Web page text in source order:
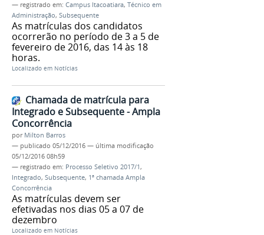
— registrado em: Campus Itacoatiara, Técnico em
Administração, Subsequente
As matrículas dos candidatos
ocorrerão no período de 3 a 5 de
fevereiro de 2016, das 14 às 18
horas.
Localizado em Notícias
Chamada de matrícula para
Integrado e Subsequente - Ampla
Concorrência
por Milton Barros
— publicado 05/12/2016 — última modificação
05/12/2016 08h59
— registrado em: Processo Seletivo 2017/1,
Integrado, Subsequente, 1ª chamada Ampla
Concorrência
As matrículas devem ser
efetivadas nos dias 05 a 07 de
dezembro
Localizado em Notícias